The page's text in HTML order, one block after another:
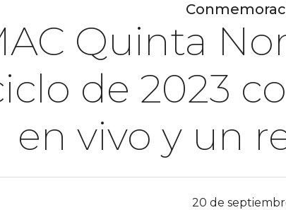
Quinta
de 2023
en vivo y un
20 de